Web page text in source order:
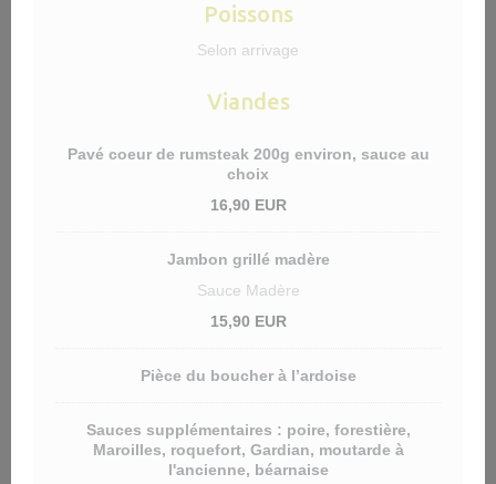
Poissons
Selon arrivage
Viandes
Pavé coeur de rumsteak 200g environ, sauce au
choix
16,90 EUR
Jambon grillé madère
Sauce Madère
15,90 EUR
Pièce du boucher à l’ardoise
Sauces supplémentaires : poire, forestière,
Maroilles, roquefort, Gardian, moutarde à
l'ancienne, béarnaise